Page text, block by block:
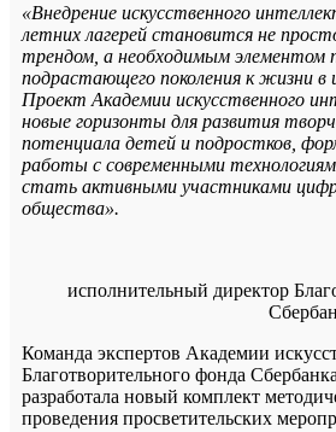
«Внедрение искусственного
летних лагерей становится не
трендом, а необходимым элементом
подрастающего поколения к жизни в
Проект Академии искусственного
новые горизонты для развития
потенциала детей и подростков,
работы с современными
стать активными участниками
общества».
исполнительный директор
Команда экспертов Академии
Благотворительного фонда
разработала новый комплект
проведения просветительских